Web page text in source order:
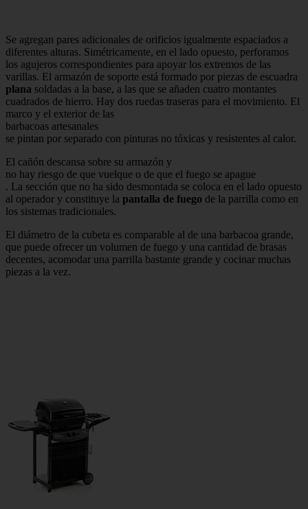
Se agregan pares adicionales de orificios igualmente espaciados a
diferentes alturas. Simétricamente, en el lado opuesto, perforamos
los agujeros correspondientes para apoyar los extremos de las
varillas. El armazón de soporte está formado por piezas de escuadra
plana soldadas a la base, a las que se añaden cuatro montantes
cuadrados de hierro. Hay dos ruedas traseras para el movimiento. El
marco y el exterior de las
barbacoas artesanales
se pintan por separado con pinturas no tóxicas y resistentes al calor.
El cañón descansa sobre su armazón y
no hay riesgo de que vuelque o de que el fuego se apague
. La sección que no ha sido desmontada se coloca en el lado opuesto
al operador y constituye la pantalla de fuego de la parrilla como en
los sistemas tradicionales.
El diámetro de la cubeta es comparable al de una barbacoa grande,
que puede ofrecer un volumen de fuego y una cantidad de brasas
decentes, acomodar una parrilla bastante grande y cocinar muchas
piezas a la vez.